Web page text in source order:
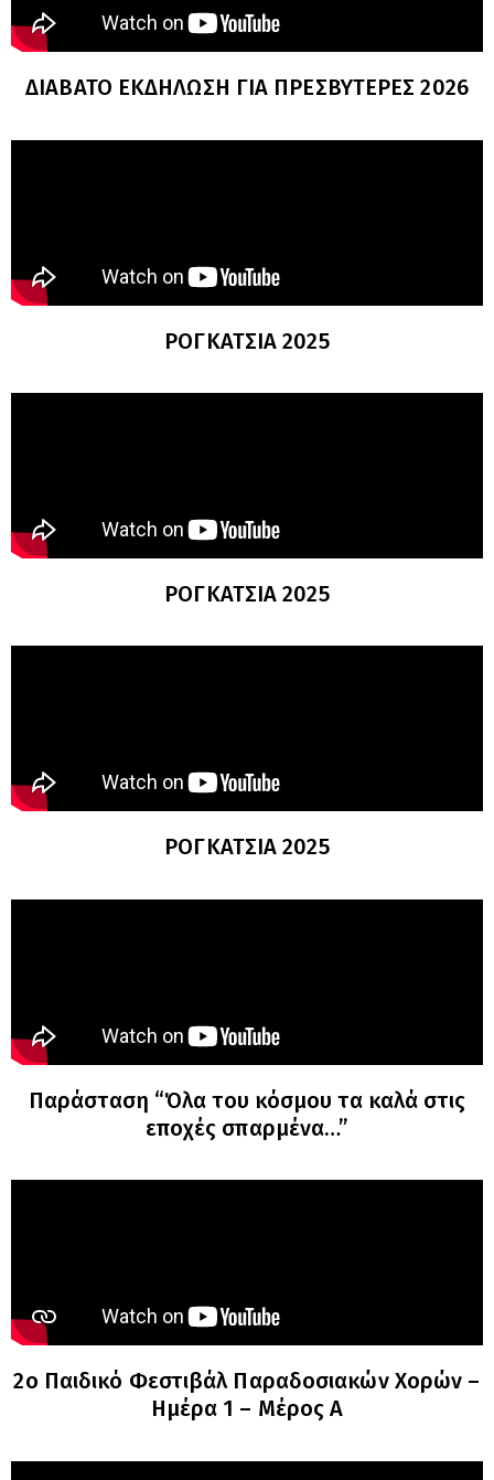
ΔΙΑΒΑΤΟ ΕΚΔΗΛΩΣΗ ΓΙΑ ΠΡΕΣΒΥΤΕΡΕΣ 2026
ΡΟΓΚΑΤΣΙΑ 2025
ΡΟΓΚΑΤΣΙΑ 2025
ΡΟΓΚΑΤΣΙΑ 2025
Παράσταση “Όλα του κόσμου τα καλά στις
εποχές σπαρμένα…”
2o Παιδικό Φεστιβάλ Παραδοσιακών Χορών –
Ημέρα 1 – Μέρος Α